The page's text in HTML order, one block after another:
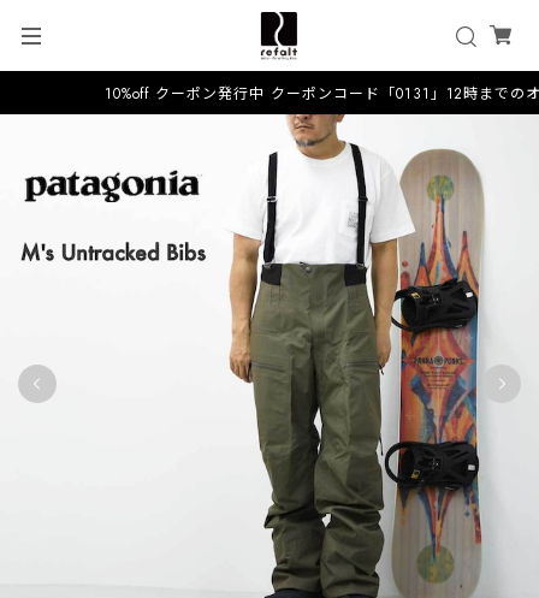
10%off クーポン発行中 クーポンコード「0131」12時までの